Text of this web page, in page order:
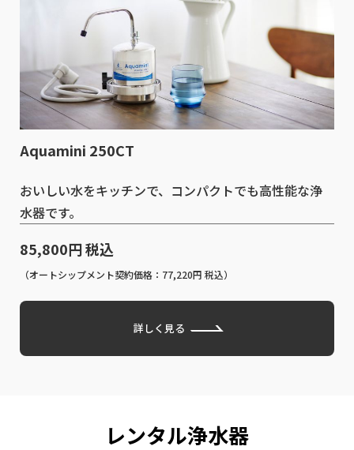
Aquamini 250CT
おいしい水をキッチンで、コンパクトでも高性能な浄
水器です。
85,800円 税込
（オートシップメント契約価格：77,220円 税込）
詳しく見る
レンタル浄⽔器